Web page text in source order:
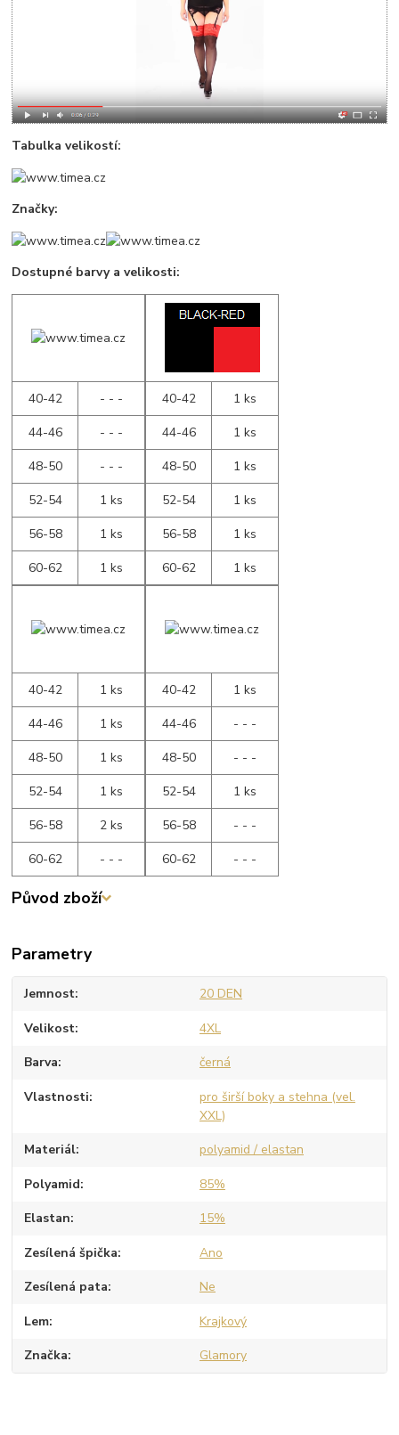
Tabulka velikostí:
Značky:
Dostupné barvy a velikosti:
40-42
- - -
44-46
- - -
48-50
- - -
52-54
1 ks
56-58
1 ks
60-62
1 ks
40-42
1 ks
44-46
1 ks
48-50
1 ks
52-54
1 ks
56-58
1 ks
60-62
1 ks
40-42
1 ks
44-46
1 ks
48-50
1 ks
52-54
1 ks
56-58
2 ks
60-62
- - -
40-42
1 ks
44-46
- - -
48-50
- - -
52-54
1 ks
56-58
- - -
60-62
- - -
Původ zboží
Parametry
Jemnost 20 DEN
Velikost 4XL
Barva černá
Vlastnosti
pro širší boky a stehna (vel.
XXL)
Materiál polyamid / elastan
Polyamid 85%
Elastan 15%
Zesílená špička Ano
Zesílená pata Ne
Lem Krajkový
Značka Glamory